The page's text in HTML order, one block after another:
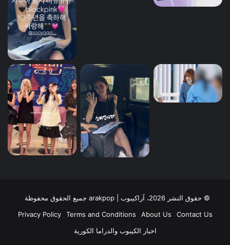
© حقوق النشر 2026، آراكيبوب | ‎arakpop جميع الحقوق محفوظة
Contact Us
About Us
Terms and Conditions
Privacy Policy
اخبار الكيبوب والدراما الكورية